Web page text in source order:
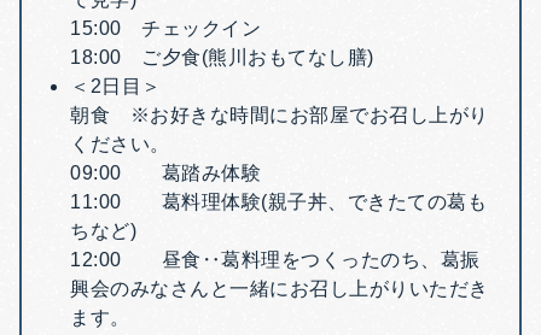
15:00 チェックイン
18:00 ご夕食(熊川おもてなし膳)
＜2日目＞
朝食 ※お好きな時間にお部屋でお召し上がり
ください。
09:00 葛踏み体験
11:00 葛料理体験(親子丼、できたての葛も
ちなど)
12:00 昼食‥葛料理をつくったのち、葛振
興会のみなさんと一緒にお召し上がりいただき
ます。